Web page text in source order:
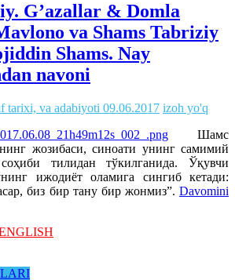
G’azallar & Domla
va Shams Tabriziy
Shams. Nay
navoni
tarixi, va adabiyoti 09.06.2017 izoh yo'q
Шамс
жозибаси, синоати унинг самимий
тилидан тўкилганида. Ўқувчи
ижодиёт оламига сингиб кетади:
биз бир тану бир жонмиз”. Davomini